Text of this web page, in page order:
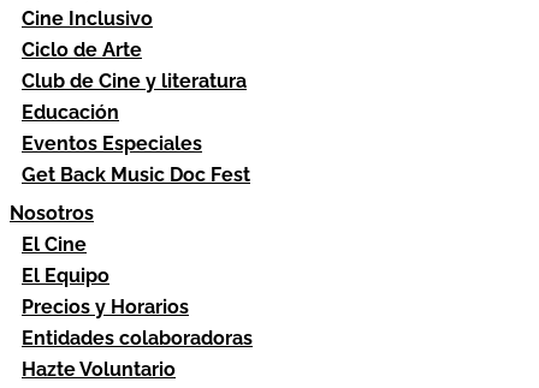
Cine Inclusivo
Ciclo de Arte
Club de Cine y literatura
Educación
Eventos Especiales
Get Back Music Doc Fest
Nosotros
El Cine
El Equipo
Precios y Horarios
Entidades colaboradoras
Hazte Voluntario